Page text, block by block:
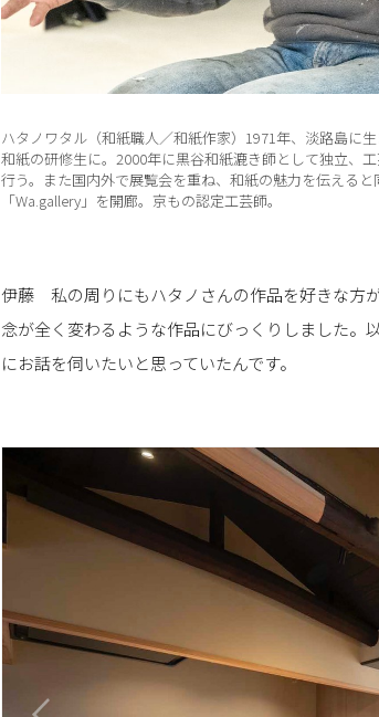
ハタノワタル（和紙職人／和紙作家）1971年、淡路島に
和紙の研修生に。2000年に黒谷和紙漉き師として独立、
行う。また国内外で展覧会を重ね、和紙の魅力を伝える
「Wa.gallery」を開廊。京もの認定工芸師。
伊藤 私の周りにもハタノさんの作品を好きな方
念が全く変わるような作品にびっくりしました。
にお話を伺いたいと思っていたんです。